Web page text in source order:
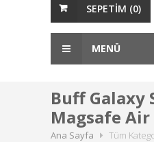
SEPETİM (0)
MENÜ
Buff Galaxy
Magsafe Air
Ana Sayfa Tüm